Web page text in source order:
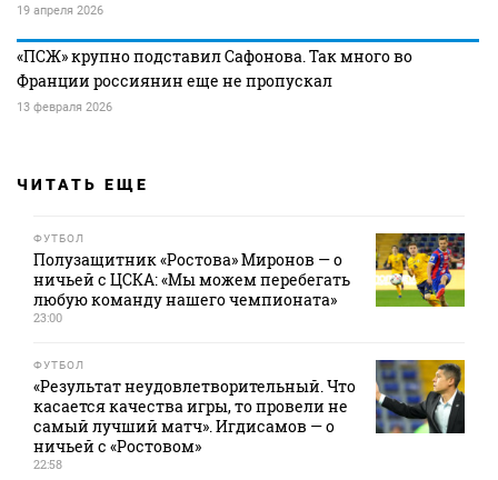
19 апреля 2026
«ПСЖ» крупно подставил Сафонова. Так много во
Франции россиянин еще не пропускал
13 февраля 2026
ЧИТАТЬ ЕЩЕ
ФУТБОЛ
Полузащитник «Ростова» Миронов — о
ничьей с ЦСКА: «Мы можем перебегать
любую команду нашего чемпионата»
23:00
ФУТБОЛ
«Результат неудовлетворительный. Что
касается качества игры, то провели не
самый лучший матч». Игдисамов — о
ничьей с «Ростовом»
22:58